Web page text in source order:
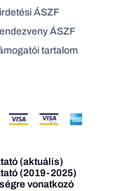
ÁSZF
ÁSZF
tartalom
(aktuális)
(2019-2025)
vonatkozó